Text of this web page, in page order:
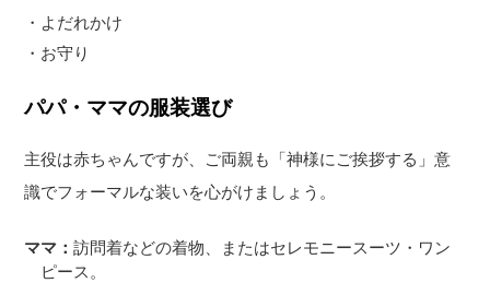
・よだれかけ
・お守り
パパ・ママの服装選び
主役は赤ちゃんですが、ご両親も「神様にご挨拶する」意
識でフォーマルな装いを心がけましょう。
ママ：訪問着などの着物、またはセレモニースーツ・ワン
ピース。